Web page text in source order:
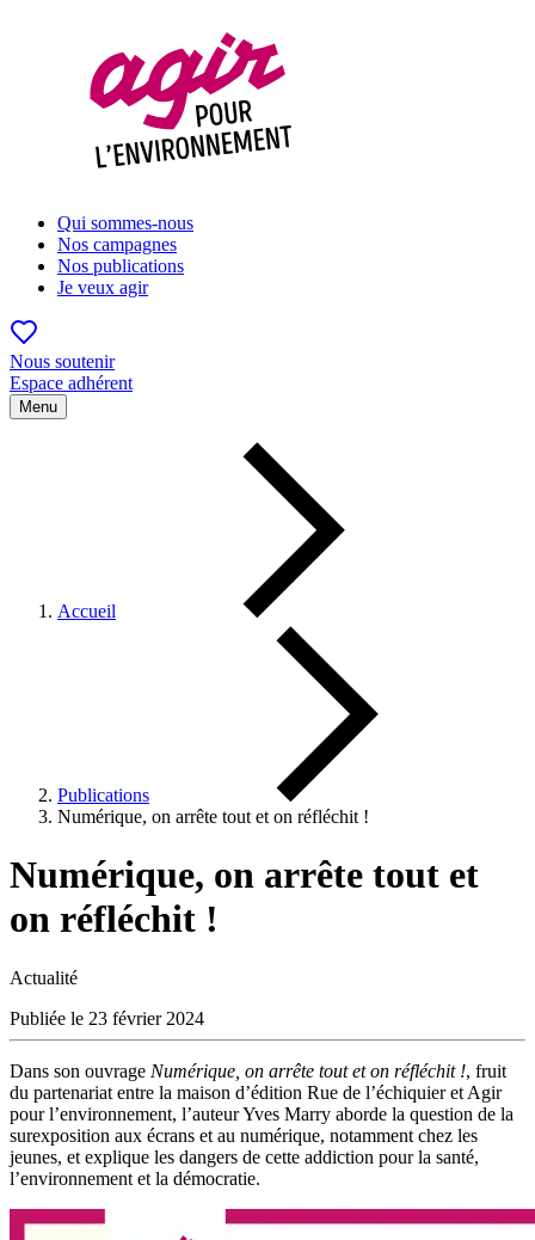
Qui sommes-nous
Nos campagnes
Nos publications
Je veux agir
Nous soutenir
Espace adhérent
Menu
Accueil
Publications
Numérique, on arrête tout et on réfléchit !
Numérique, on arrête tout et
on réfléchit !
Actualité
Publiée le 23 février 2024
Dans son ouvrage Numérique, on arrête tout et on réfléchit !, fruit
du partenariat entre la maison d’édition Rue de l’échiquier et Agir
pour l’environnement, l’auteur Yves Marry aborde la question de la
surexposition aux écrans et au numérique, notamment chez les
jeunes, et explique les dangers de cette addiction pour la santé,
l’environnement et la démocratie.